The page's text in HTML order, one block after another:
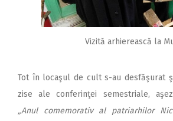
Vizită arhierească la
Tot în locaşul de cult s-au desfăşurat
zise ale conferinţei semestriale,
„Anul comemorativ al patriarhilor